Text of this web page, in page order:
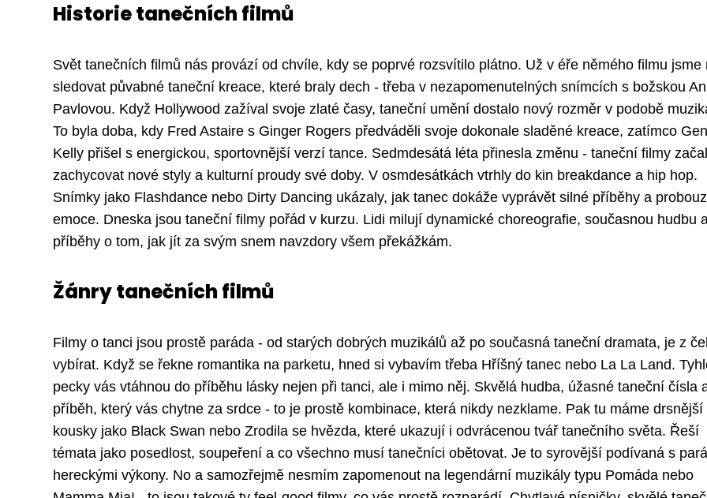
Historie tanečních filmů
Svět tanečních filmů nás provází od chvíle, kdy se poprvé rozsvítilo plátno. Už v éře němého filmu jsme
sledovat půvabné taneční kreace, které braly dech - třeba v nezapomenutelných snímcích s božskou
Pavlovou. Když Hollywood zažíval svoje zlaté časy, taneční umění dostalo nový rozměr v podobě
To byla doba, kdy Fred Astaire s Ginger Rogers předváděli svoje dokonale sladěné kreace, zatímco
Kelly přišel s energickou, sportovnější verzí tance. Sedmdesátá léta přinesla změnu - taneční filmy
zachycovat nové styly a kulturní proudy své doby. V osmdesátkách vtrhly do kin breakdance a hip hop.
Snímky jako Flashdance nebo Dirty Dancing ukázaly, jak tanec dokáže vyprávět silné příběhy a
emoce. Dneska jsou taneční filmy pořád v kurzu. Lidi milují dynamické choreografie, současnou hudbu
příběhy o tom, jak jít za svým snem navzdory všem překážkám.
Žánry tanečních filmů
Filmy o tanci jsou prostě paráda - od starých dobrých muzikálů až po současná taneční dramata, je z
vybírat. Když se řekne romantika na parketu, hned si vybavím třeba Hříšný tanec nebo La La Land.
pecky vás vtáhnou do příběhu lásky nejen při tanci, ale i mimo něj. Skvělá hudba, úžasné taneční čísla
příběh, který vás chytne za srdce - to je prostě kombinace, která nikdy nezklame. Pak tu máme drsnější
kousky jako Black Swan nebo Zrodila se hvězda, které ukazují i odvrácenou tvář tanečního světa. Řeší
témata jako posedlost, soupeření a co všechno musí tanečníci obětovat. Je to syrovější podívaná s
hereckými výkony. No a samozřejmě nesmím zapomenout na legendární muzikály typu Pomáda nebo